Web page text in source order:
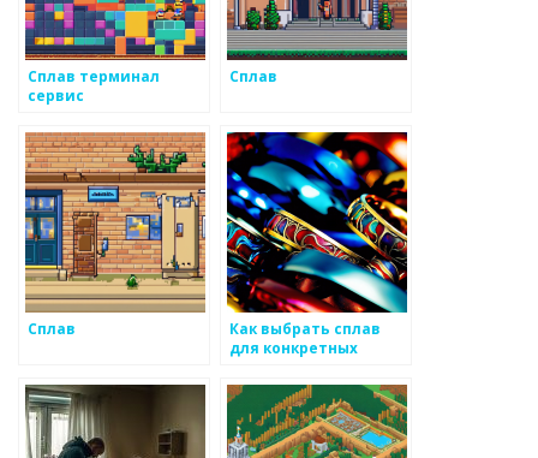
Сплав терминал
сервис
Сплав
Сплав
Как выбрать сплав
для конкретных
эксплуатации